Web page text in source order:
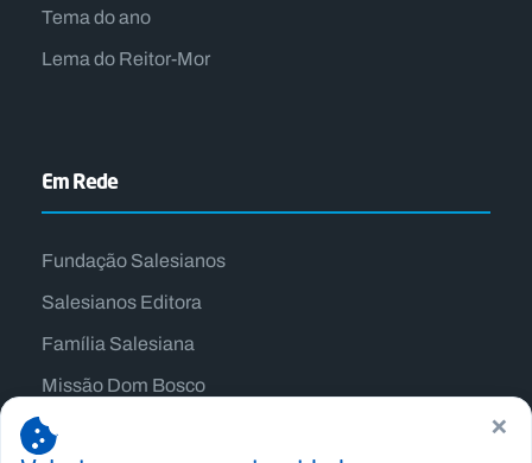
Tema do ano
Lema do Reitor-Mor
Em Rede
Fundação Salesianos
Salesianos Editora
Família Salesiana
Missão Dom Bosco
Jogos Nacionais Salesianos
×